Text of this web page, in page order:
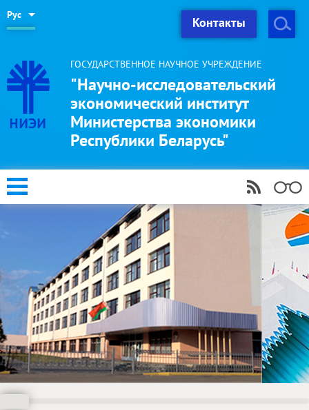
Рус Контакты
ГОСУДАРСТВЕННОЕ НАУЧНОЕ УЧРЕЖДЕНИЕ
"Научно-исследовательский
экономический институт
Министерства экономики
Республики Беларусь"